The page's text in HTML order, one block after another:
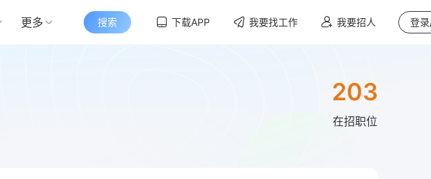
更多 搜索 下载APP 我要找工作 我要招人 登
203
在招职位